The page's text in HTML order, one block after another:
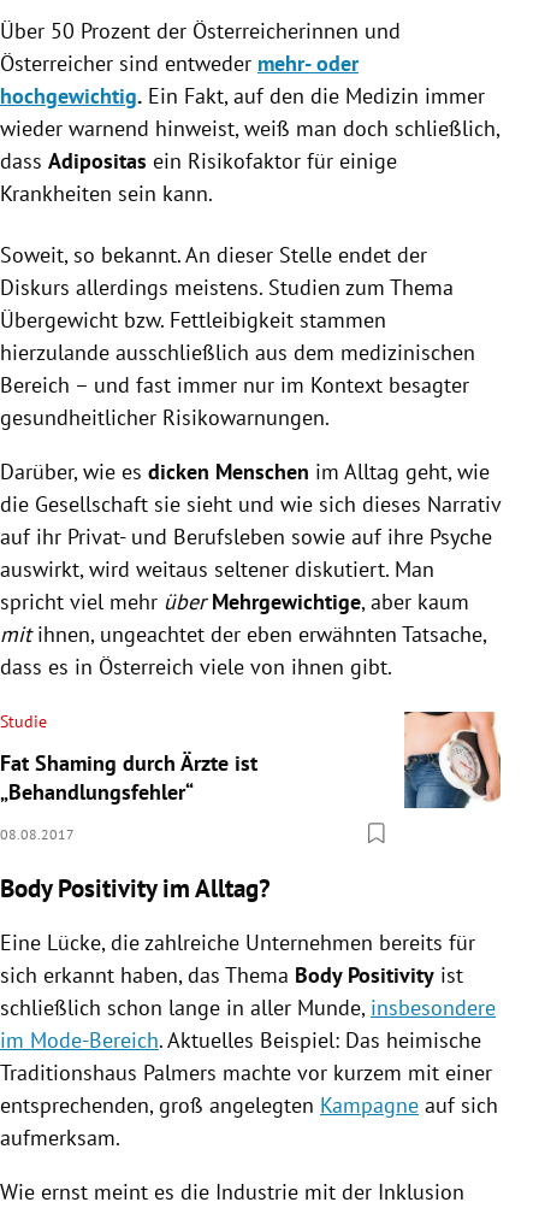
Über 50 Prozent der Österreicherinnen und
Österreicher sind entweder mehr- oder
hochgewichtig. Ein Fakt, auf den die Medizin immer
wieder warnend hinweist, weiß man doch schließlich,
dass Adipositas ein Risikofaktor für einige
Krankheiten sein kann.
Soweit, so bekannt. An dieser Stelle endet der
Diskurs allerdings meistens. Studien zum Thema
Übergewicht bzw. Fettleibigkeit stammen
hierzulande ausschließlich aus dem medizinischen
Bereich – und fast immer nur im Kontext besagter
gesundheitlicher Risikowarnungen.
Darüber, wie es dicken Menschen im Alltag geht, wie
die Gesellschaft sie sieht und wie sich dieses Narrativ
auf ihr Privat- und Berufsleben sowie auf ihre Psyche
auswirkt, wird weitaus seltener diskutiert. Man
spricht viel mehr über Mehrgewichtige, aber kaum
mitihnen, ungeachtet der eben erwähnten Tatsache,
dass es in Österreich viele von ihnen gibt.
Studie
Fat Shaming durch Ärzte ist
„Behandlungsfehler“
08.08.2017
Body Positivity im Alltag?
Eine Lücke, die zahlreiche Unternehmen bereits für
sich erkannt haben, das Thema Body Positivity ist
schließlich schon lange in aller Munde, insbesondere
im Mode-Bereich. Aktuelles Beispiel: Das heimische
Traditionshaus Palmers machte vor kurzem mit einer
entsprechenden, groß angelegten Kampagne auf sich
aufmerksam.
Wie ernst meint es die Industrie mit der Inklusion